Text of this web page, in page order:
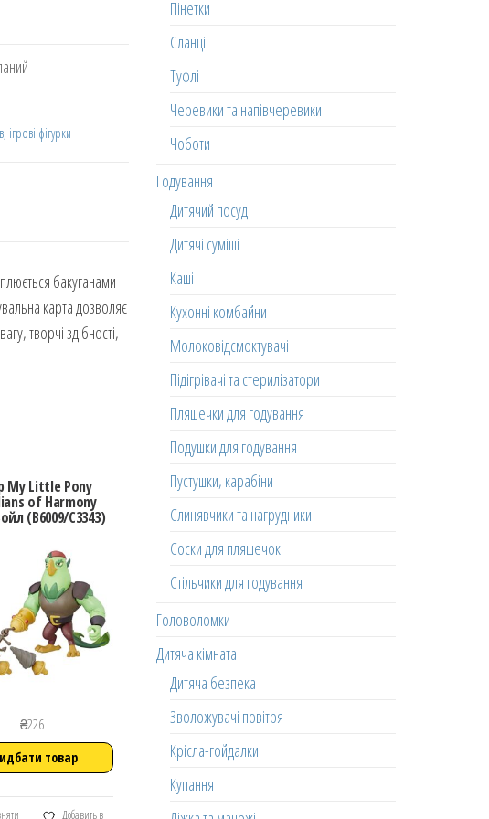
ігрові фігурки
бакуганами
карта дозволяє
творчі здібності,
My Little Pony
of Harmony
(B6009/C3343)
₴226
товар
Добавить в
Пінетки
Сланці
Туфлі
Черевики та напівчеревики
Чоботи
Годування
Дитячий посуд
Дитячі суміші
Каші
Кухонні комбайни
Молоковідсмоктувачі
Підігрівачі та стерилізатори
Пляшечки для годування
Подушки для годування
Пустушки, карабіни
Слинявчики та нагрудники
Соски для пляшечок
Стільчики для годування
Головоломки
Дитяча кімната
Дитяча безпека
Зволожувачі повітря
Крісла-гойдалки
Купання